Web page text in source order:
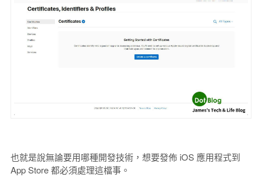
也就是說無論要用哪種開發技術，想要發佈 iOS 應用程式到
App Store 都必須處理這檔事。